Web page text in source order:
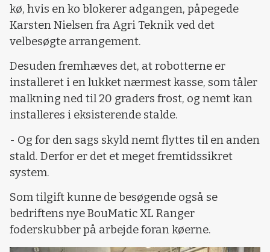
kø, hvis en ko blokerer adgangen, påpegede
Karsten Nielsen fra Agri Teknik ved det
velbesøgte arrangement.
Desuden fremhæves det, at robotterne er
installeret i en lukket nærmest kasse, som tåler
malkning ned til 20 graders frost, og nemt kan
installeres i eksisterende stalde.
- Og for den sags skyld nemt flyttes til en anden
stald. Derfor er det et meget fremtidssikret
system.
Som tilgift kunne de besøgende også se
bedriftens nye BouMatic XL Ranger
foderskubber på arbejde foran køerne.